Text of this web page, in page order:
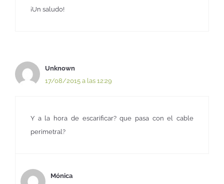
¡Un saludo!
Unknown
17/08/2015 a las 12:29
Y a la hora de escarificar? que pasa con el cable
perimetral?
Mónica